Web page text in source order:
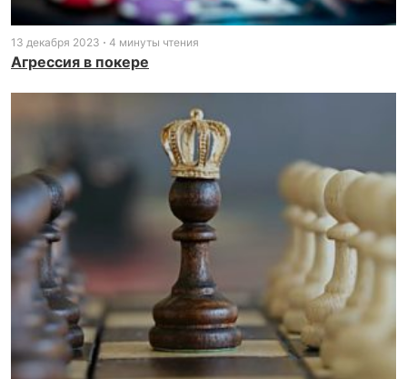
13 декабря 2023 4 минуты чтения
Агрессия в покере